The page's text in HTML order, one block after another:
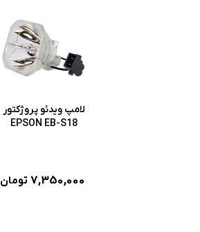
لامپ ویدئو پروژکتور
EPSON EB-S18
7,350,000 تومان